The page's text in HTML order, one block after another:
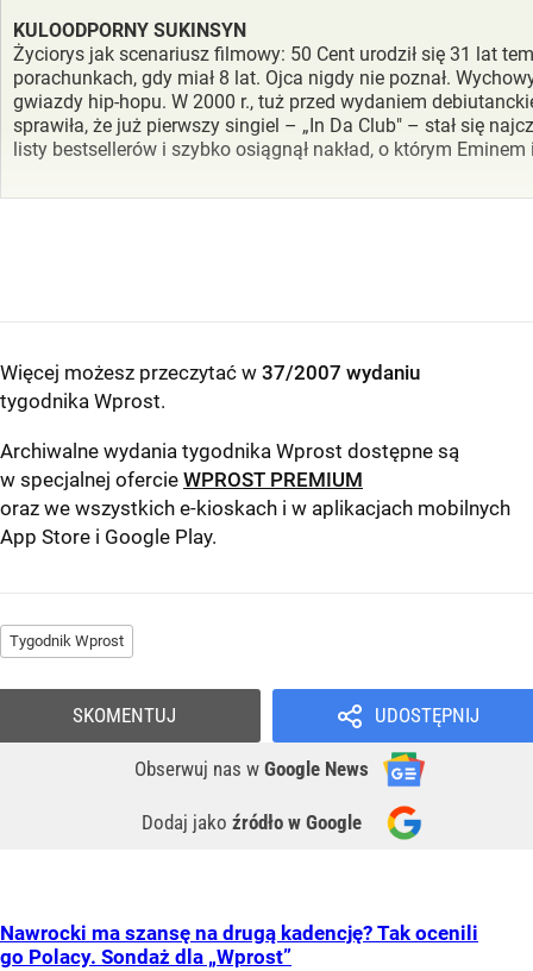
KULOODPORNY SUKINSYN
Życiorys jak scenariusz filmowy: 50 Cent urodził się 31 lat
porachunkach, gdy miał 8 lat. Ojca nigdy nie poznał.
gwiazdy hip-hopu. W 2000 r., tuż przed wydaniem
sprawiła, że już pierwszy singiel – „In Da Club" – stał się
listy bestsellerów i szybko osiągnął nakład, o którym
Więcej możesz przeczytać w 37/2007 wydaniu
tygodnika Wprost.
Archiwalne wydania tygodnika Wprost dostępne są
w specjalnej ofercie WPROST PREMIUM
oraz we wszystkich e-kioskach i w aplikacjach mobilnych
App Store i Google Play.
Tygodnik Wprost
UDOSTĘPNIJ
Obserwuj nas w Google News
Dodaj jako źródło w Google
SKOMENTUJ
Nawrocki ma szansę na drugą kadencję? Tak ocenili
go Polacy. Sondaż dla „Wprost”